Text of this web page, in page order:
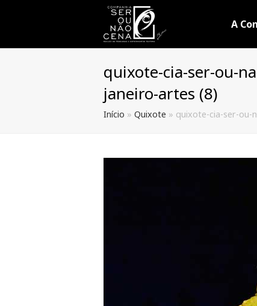
A
quixote-cia-ser-ou-
janeiro-artes (8)
Início » Quixote » quixote-cia-ser-